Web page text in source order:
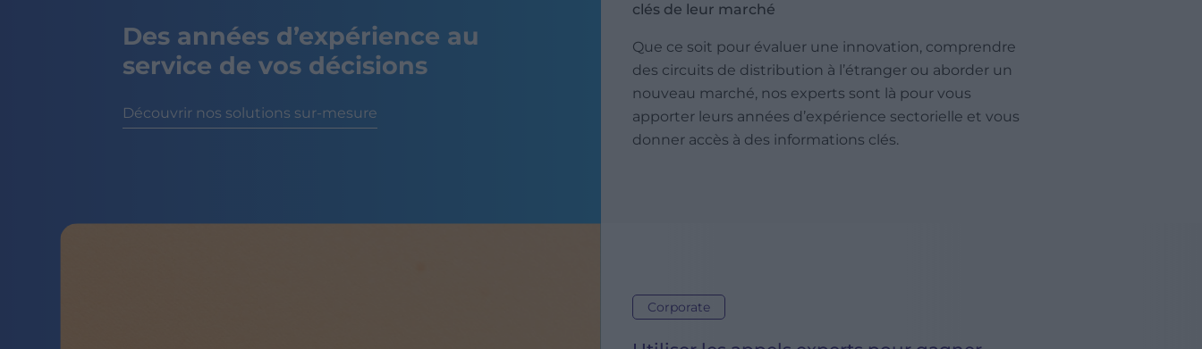
Des années d’expérience au
service de vos décisions
Découvrir nos solutions sur-mesure
clés de leur marché
Que ce soit pour évaluer une innovation, comprendre
des circuits de distribution à l’étranger ou aborder un
nouveau marché, nos experts sont là pour vous
apporter leurs années d’expérience sectorielle et vous
donner accès à des informations clés.
Corporate